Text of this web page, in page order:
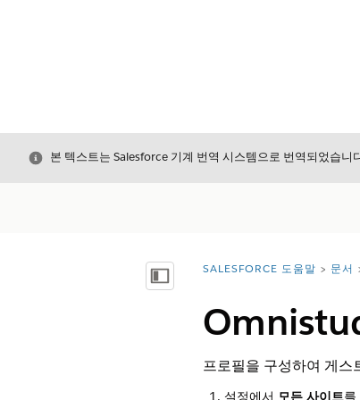
닫기본 텍스트는 Salesforce 기계 번역 시스템으로 번역되었습니
목차 표시 위치:
SALESFORCE 도움말 문서
프로필을 구성하여 게스
설정에서 모든 사이트를